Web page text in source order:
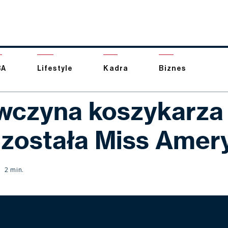
Lifestyle Kadra Biznes
koszykarza
Miss
2 min.